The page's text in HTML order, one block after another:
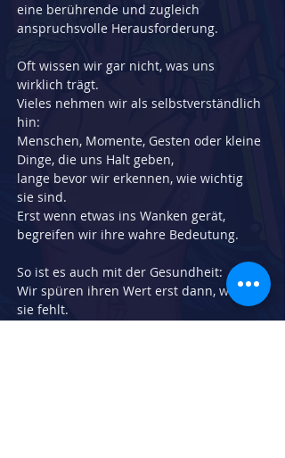
eine berührende und zugleich
anspruchsvolle Herausforderung.
Oft wissen wir gar nicht, was uns
wirklich trägt.
Vieles nehmen wir als selbstverständlich
hin:
Menschen, Momente, Gesten oder kleine
Dinge, die uns Halt geben,
lange bevor wir erkennen, wie wichtig
sie sind.
Erst wenn etwas ins Wanken gerät,
begreifen wir ihre wahre Bedeutung.
So ist es auch mit der Gesundheit:
Wir spüren ihren Wert erst dann, wenn
sie fehlt.